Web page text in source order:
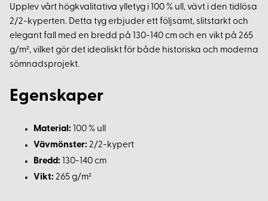
Upplev vårt högkvalitativa ylletyg i 100 % ull, vävt i den tidlösa
2/2-kyperten. Detta tyg erbjuder ett följsamt, slitstarkt och
elegant fall med en bredd på 130-140 cm och en vikt på 265
g/m², vilket gör det idealiskt för både historiska och moderna
sömnadsprojekt.
Egenskaper
Material: 100 % ull
Vävmönster: 2/2-kypert
Bredd: 130-140 cm
Vikt: 265 g/m²